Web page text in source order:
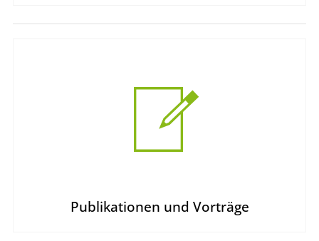
Publikationen und Vorträge